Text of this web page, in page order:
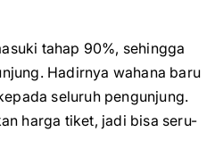
tahap 90%, sehingga
Hadirnya wahana baru
seluruh pengunjung.
harga tiket, jadi bisa seru-